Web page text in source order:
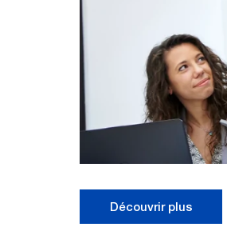
Découvrir plus